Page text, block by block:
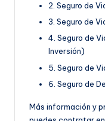
2. Seguro de
3. Seguro de
4. Seguro de
Inversión)
5. Seguro de
6. Seguro de
Más información y